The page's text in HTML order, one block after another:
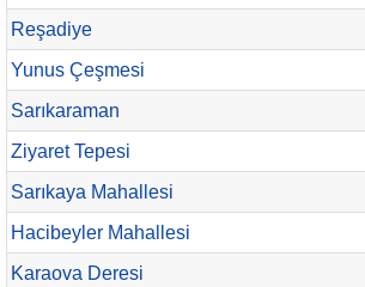
Reşadiye
Yunus Çeşmesi
Sarıkaraman
Ziyaret Tepesi
Sarıkaya Mahallesi
Hacibeyler Mahallesi
Karaova Deresi